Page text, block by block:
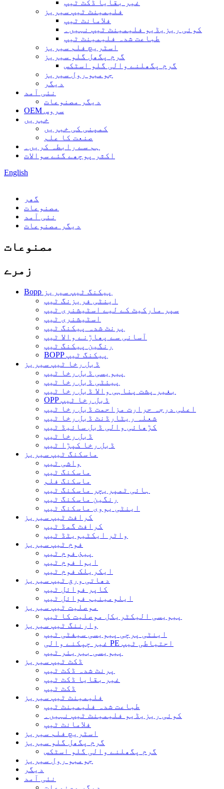
غیر بقایا ڈکٹ ٹیپ
فلیمینٹ ٹیپ سیریز
فلامانٹ ٹیپ
کوئی ریزیڈیو فلیمینٹ ٹیپ نہیں۔
طباعت شدہ فلیمینٹ ٹیپ
اسٹریچ فلم سیریز
گرم پگھل گلو سیریز
گرم پگھلنے والی گلو اسٹکس
جومبو رول سیریز
دیگر
نئی آمد
دیگر مصنوعات
OEM سروس
خبریں
کمپنی کی خبریں
صنعت کا علم
ہم سے رابطہ کریں۔
اکثر پوچھے گئے سوالات
English
گھر
مصنوعات
نئی آمد
دیگر مصنوعات
مصنوعات
زمرے
Bopp پیکنگ ٹیپ سیریز
اینٹی فریزنگ ٹیپ
سپر مارکیٹ کے لیے اسٹیشنری ٹیپ
اسٹیشنری ٹیپ
پرنٹ شدہ پیکنگ ٹیپ
آسانی سے پھاڑنے والا ٹیپ
رنگین پیکنگ ٹیپ
BOPP پیکنگ ٹیپ
ڈبل رخا ٹیپ سیریز
پیویسی ڈبل رخا ٹیپ
پیئٹی ڈبل رخا ٹیپ
بغیر پشت پناہی والا ڈبل ​​رخا ٹیپ
OPP ڈبل رخا ٹیپ
اعلی درجہ حرارت مزاحمت ڈبل رخا ٹیپ
شعلہ ریٹارڈنٹ ڈبل رخا ٹیپ
کڑھائی والی ڈبل سائیڈ ٹیپ
ڈبل رخا ٹیپ
ڈبل رخا کپڑا ٹیپ
ماسکنگ ٹیپ سیریز
واشی ٹیپ
ماسکنگ ٹیپ
ماسکنگ فلم
ہائی ٹمپریچر ماسکنگ ٹیپ
رنگین ماسکنگ ٹیپ
اینٹی یووی ماسکنگ ٹیپ
کرافٹ ٹیپ سیریز
کرافٹ گمڈ ٹیپ
واٹر ایکٹیویٹڈ ٹیپ
فوم ٹیپ سیریز
پیئ فوم ٹیپ
ایوا فوم ٹیپ
ایکریلک فوم ٹیپ
دھاتی ورق ٹیپ سیریز
کاپر فوائل ٹیپ
ایلومینیم فوائل ٹیپ
موصلیت ٹیپ سیریز
پیویسی الیکٹریکل موصلیت کا ٹیپ
وارننگ ٹیپ سیریز
اینٹی پرچی پیویسی سیفٹی ٹیپ
غیر چپکنے والی PE احتیاطی ٹیپ
پیویسی بیریئر ٹیپ
ڈکٹ ٹیپ سیریز
پرنٹ شدہ ڈکٹ ٹیپ
غیر بقایا ڈکٹ ٹیپ
ڈکٹ ٹیپ
فلیمینٹ ٹیپ سیریز
طباعت شدہ فلیمینٹ ٹیپ
کوئی ریزیڈیو فلیمینٹ ٹیپ نہیں۔
فلامانٹ ٹیپ
اسٹریچ فلم سیریز
گرم پگھل گلو سیریز
گرم پگھلنے والی گلو اسٹکس
جومبو رول سیریز
دیگر
نئی آمد
دیگر مصنوعات